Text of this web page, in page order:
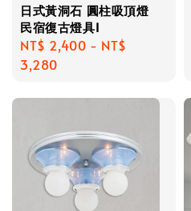
日式黃洞石 圓柱吸頂燈
民宿復古燈具I
Regular
price
NT$ 2,400 - NT$
3,280